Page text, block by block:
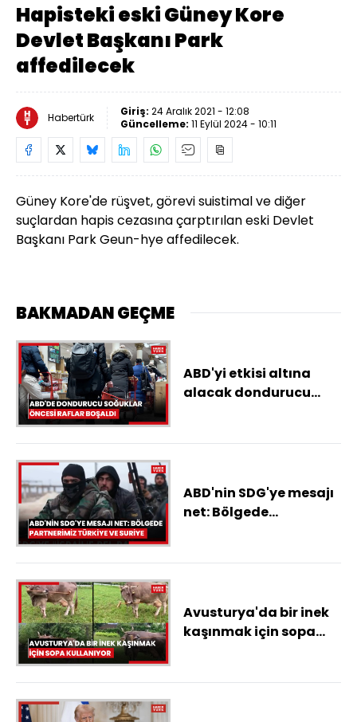
Hapisteki eski Güney Kore
Devlet Başkanı Park
affedilecek
Habertürk Giriş: 24 Aralık 2021 - 12:08
Güncelleme: 11 Eylül 2024 - 10:11
Güney Kore'de rüşvet, görevi suistimal ve diğer
suçlardan hapis cezasına çarptırılan eski Devlet
Başkanı Park Geun-hye affedilecek.
BAKMADAN GEÇME
ABD'yi etkisi altına
alacak dondurucu
ABD'nin SDG'ye mesajı
net: Bölgede
Avusturya'da bir inek
kaşınmak için sopa